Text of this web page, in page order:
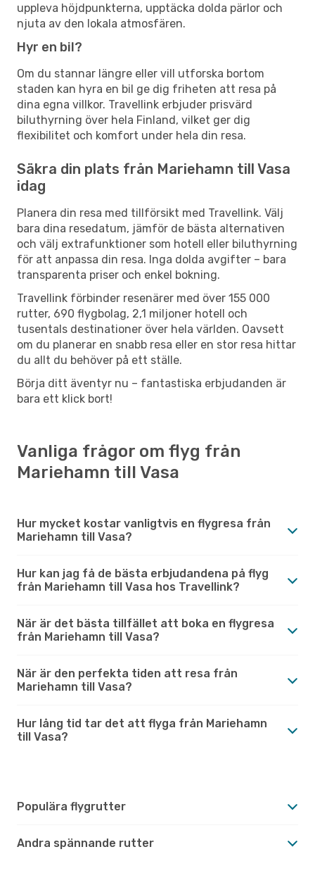
uppleva höjdpunkterna, upptäcka dolda pärlor och
njuta av den lokala atmosfären.
Hyr en bil?
Om du stannar längre eller vill utforska bortom
staden kan hyra en bil ge dig friheten att resa på
dina egna villkor. Travellink erbjuder prisvärd
biluthyrning över hela Finland, vilket ger dig
flexibilitet och komfort under hela din resa.
Säkra din plats från Mariehamn till Vasa
idag
Planera din resa med tillförsikt med Travellink. Välj
bara dina resedatum, jämför de bästa alternativen
och välj extrafunktioner som hotell eller biluthyrning
för att anpassa din resa. Inga dolda avgifter – bara
transparenta priser och enkel bokning.
Travellink förbinder resenärer med över 155 000
rutter, 690 flygbolag, 2,1 miljoner hotell och
tusentals destinationer över hela världen. Oavsett
om du planerar en snabb resa eller en stor resa hittar
du allt du behöver på ett ställe.
Börja ditt äventyr nu – fantastiska erbjudanden är
bara ett klick bort!
Vanliga frågor om flyg från
Mariehamn till Vasa
Hur mycket kostar vanligtvis en flygresa från
Mariehamn till Vasa?
Hur kan jag få de bästa erbjudandena på flyg
från Mariehamn till Vasa hos Travellink?
När är det bästa tillfället att boka en flygresa
från Mariehamn till Vasa?
När är den perfekta tiden att resa från
Mariehamn till Vasa?
Hur lång tid tar det att flyga från Mariehamn
till Vasa?
Populära flygrutter
Andra spännande rutter